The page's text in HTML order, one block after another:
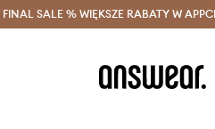
z Answear Club > Dostawa
FINAL SALE % WIĘKSZE RABATY W